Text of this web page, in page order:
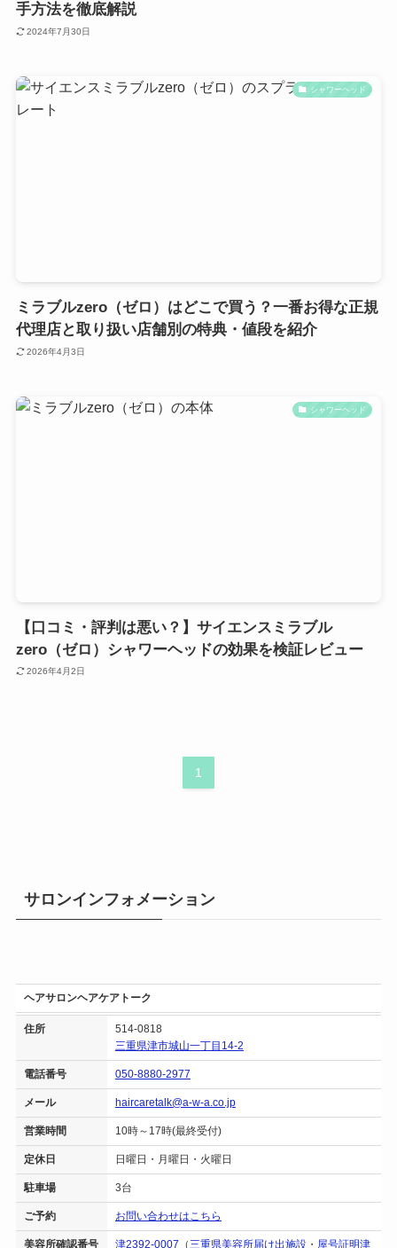
手方法を徹底解説
2024年7月30日
シャワーヘッド
ミラブルzero（ゼロ）はどこで買う？一番お得な正規
代理店と取り扱い店舗別の特典・値段を紹介
2026年4月3日
シャワーヘッド
【口コミ・評判は悪い？】サイエンスミラブル
zero（ゼロ）シャワーヘッドの効果を検証レビュー
2026年4月2日
1
サロンインフォメーション
ヘアサロンヘアケアトーク
住所
514-0818
三重県津市城山一丁目14-2
電話番号 050-8880-2977
メール haircaretalk@a-w-a.co.jp
営業時間 10時～17時(最終受付)
定休日 日曜日・月曜日・火曜日
駐車場 3台
ご予約 お問い合わせはこちら
美容所確認番号 津2392-0007 （三重県美容所届け出施設・ 屋号証明津